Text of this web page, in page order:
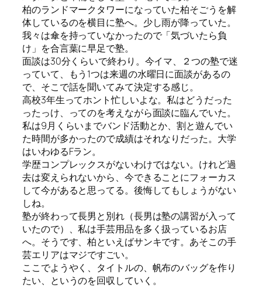
柏のランドマークタワーになっていた柏そごうを解
体しているのを横目に塾へ。少し雨が降っていた。
我々は傘を持っていなかったので「気づいたら負
け」を合言葉に早足で塾。
面談は30分くらいで終わり。今イマ、２つの塾で迷
っていて、もう1つは来週の水曜日に面談があるの
で、そこで話を聞いてみて決定する感じ。
高校3年生ってホント忙しいよな。私はどうだった
ったっけ、ってのを考えながら面談に臨んでいた。
私は9月くらいまでバンド活動とか、割と遊んでい
た時間が多かったので成績はそれなりだった。大学
はいわゆるFラン。
学歴コンプレックスがないわけではない。けれど過
去は変えられないから、今できることにフォーカス
して今があると思ってる。後悔してもしょうがない
しね。
塾が終わって長男と別れ（長男は塾の講習が入って
いたので）、私は手芸用品を多く扱っているお店
へ。そうです、柏といえばサンキです。あそこの手
芸エリアはマジですごい。
ここでようやく、タイトルの、帆布のバッグを作り
たい、というのを回収していく。